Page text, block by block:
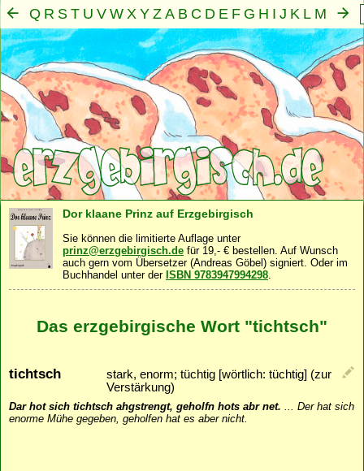
Q R S T U V W X Y Z A B C D E F G H I J K L M
N O P
Mensch·Seele · Geist·Familie·Gemeinschaft·
Dor klaane Prinz auf Erzgebirgisch
Sie können die limitierte Auflage unter
prinz@erzgebirgisch.de für 19,- € bestellen. Auf Wunsch
auch gern vom Übersetzer (Andreas Göbel) signiert. Oder im
Buchhandel unter der ISBN 9783947994298.
Das erzgebirgische Wort "tichtsch"
tichtsch
stark, enorm; tüchtig [wörtlich: tüchtig] (zur
Verstärkung)
Dar hot sich tichtsch ahgstrengt, geholfn hots abr net. ... Der hat sich
enorme Mühe gegeben, geholfen hat es aber nicht.